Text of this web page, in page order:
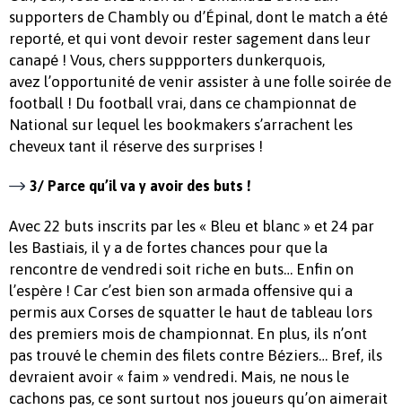
supporters de Chambly ou d’Épinal, dont le match a été
reporté, et qui vont devoir rester sagement dans leur
canapé ! Vous, chers suppporters dunkerquois,
avez l’opportunité de venir assister à une folle soirée de
football ! Du football vrai, dans ce championnat de
National sur lequel les bookmakers s’arrachent les
cheveux tant il réserve des surprises !
3/ Parce qu’il va y avoir des buts !
Avec 22 buts inscrits par les « Bleu et blanc » et 24 par
les Bastiais, il y a de fortes chances pour que la
rencontre de vendredi soit riche en buts… Enfin on
l’espère ! Car c’est bien son armada offensive qui a
permis aux Corses de squatter le haut de tableau lors
des premiers mois de championnat. En plus, ils n’ont
pas trouvé le chemin des filets contre Béziers… Bref, ils
devraient avoir « faim » vendredi. Mais, ne nous le
cachons pas, ce sont surtout nos joueurs qu’on aimerait